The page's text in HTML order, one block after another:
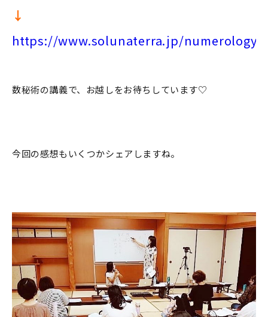
↓
https://www.solunaterra.jp/numerology/
数秘術の講義で、お越しをお待ちしています♡
今回の感想もいくつかシェアしますね。